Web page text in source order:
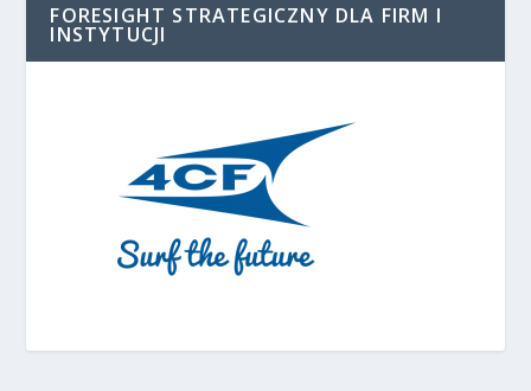
FORESIGHT STRATEGICZNY DLA FIRM I
INSTYTUCJI